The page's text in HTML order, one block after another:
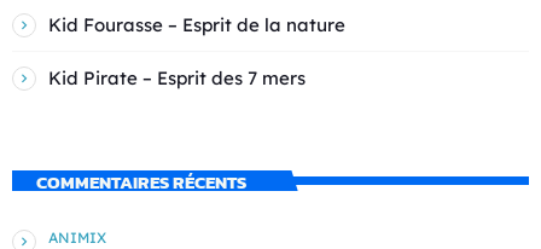
Kid Fourasse – Esprit de la nature
Kid Pirate – Esprit des 7 mers
COMMENTAIRES RÉCENTS
ANIMIX